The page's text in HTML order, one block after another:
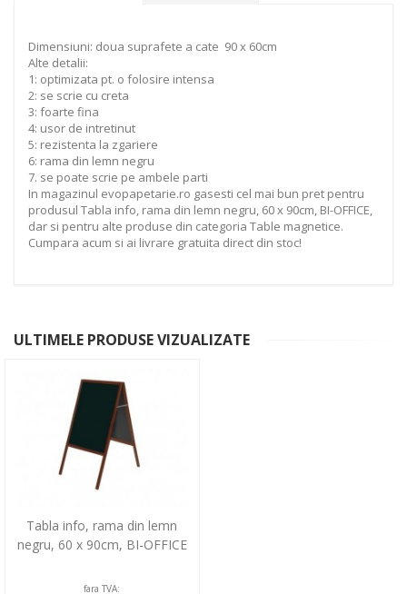
Dimensiuni: doua suprafete a cate 90 x 60cm
Alte detalii:
1: optimizata pt. o folosire intensa
2: se scrie cu creta
3: foarte fina
4: usor de intretinut
5: rezistenta la zgariere
6: rama din lemn negru
7. se poate scrie pe ambele parti
In magazinul evopapetarie.ro gasesti cel mai bun pret pentru
produsul Tabla info, rama din lemn negru, 60 x 90cm, BI-OFFICE,
dar si pentru alte produse din categoria Table magnetice.
Cumpara acum si ai livrare gratuita direct din stoc!
ULTIMELE PRODUSE VIZUALIZATE
Tabla info, rama din lemn
negru, 60 x 90cm, BI-OFFICE
fara TVA: